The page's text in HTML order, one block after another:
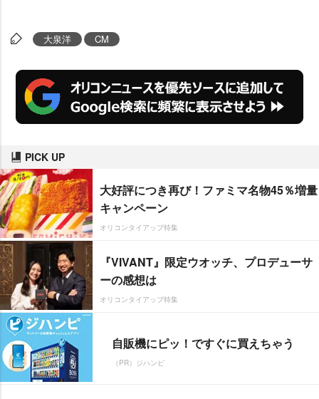
大泉洋 CM
PICK UP
大好評につき再び！ファミマ名物45％増量
キャンペーン
オリコンタイアップ特集
『VIVANT』限定ウオッチ、プロデューサ
ーの感想は
オリコンタイアップ特集
自販機にピッ！ですぐに買えちゃう
（PR）ジハンピ